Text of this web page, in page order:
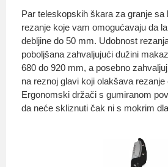
Par teleskopskih škara za granje
rezanje koje vam omogućavaju da
debljine do 50 mm. Udobnost
poboljšana zahvaljujući dužini
680 do 920 mm, a posebno
na reznoj glavi koji olakšava rezanje
Ergonomski držači s gumiranom
da neće skliznuti čak ni s mokrim